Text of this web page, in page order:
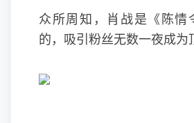
众所周知，肖战是《陈情
的，吸引粉丝无数一夜成为